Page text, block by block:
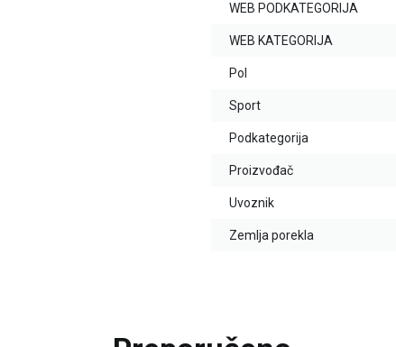
WEB PODKATEGORIJA
WEB KATEGORIJA
Pol
Sport
Podkategorija
Proizvođač
Uvoznik
Zemlja porekla